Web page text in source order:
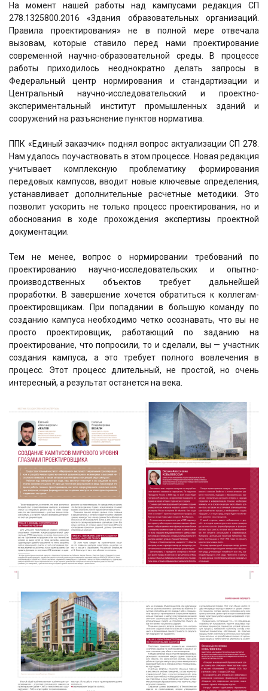
На момент нашей работы над кампусами редакция СП
278.1325800.2016 «Здания образовательных организаций.
Правила проектирования» не в полной мере отвечала
вызовам, которые ставило перед нами проектирование
современной научно-образовательной среды. В процессе
работы приходилось неоднократно делать запросы в
Федеральный центр нормирования и стандартизации и
Центральный научно-исследовательский и проектно-
экспериментальный институт промышленных зданий и
сооружений на разъяснение пунктов норматива.
ППК «Единый заказчик» поднял вопрос актуализации СП 278.
Нам удалось поучаствовать в этом процессе. Новая редакция
учитывает комплексную проблематику формирования
передовых кампусов, вводит новые ключевые определения,
устанавливает дополнительные расчетные методики. Это
позволит ускорить не только процесс проектирования, но и
обоснования в ходе прохождения экспертизы проектной
документации.
Тем не менее, вопрос о нормировании требований по
проектированию научно-исследовательских и опытно-
производственных объектов требует дальнейшей
проработки. В завершение хочется обратиться к коллегам-
проектировщикам. При попадании в большую команду по
созданию кампуса необходимо четко осознавать, что вы не
просто проектировщик, работающий по заданию на
проектирование, что попросили, то и сделали, вы — участник
создания кампуса, а это требует полного вовлечения в
процесс. Этот процесс длительный, не простой, но очень
интересный, а результат останется на века.